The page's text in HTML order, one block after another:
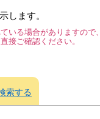
します。
いる場合がありますので、
接ご確認ください。
索する